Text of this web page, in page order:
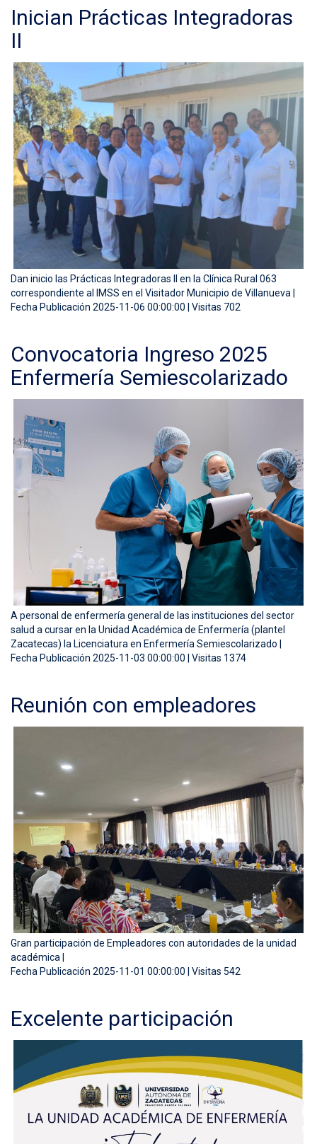
Inician Prácticas Integradoras
II
Dan inicio las Prácticas Integradoras II en la Clínica Rural 063
correspondiente al IMSS en el Visitador Municipio de Villanueva |
Fecha Publicación 2025-11-06 00:00:00 | Visitas 702
Convocatoria Ingreso 2025
Enfermería Semiescolarizado
A personal de enfermería general de las instituciones del sector
salud a cursar en la Unidad Académica de Enfermería (plantel
Zacatecas) la Licenciatura en Enfermería Semiescolarizado |
Fecha Publicación 2025-11-03 00:00:00 | Visitas 1374
Reunión con empleadores
Gran participación de Empleadores con autoridades de la unidad
académica |
Fecha Publicación 2025-11-01 00:00:00 | Visitas 542
Excelente participación